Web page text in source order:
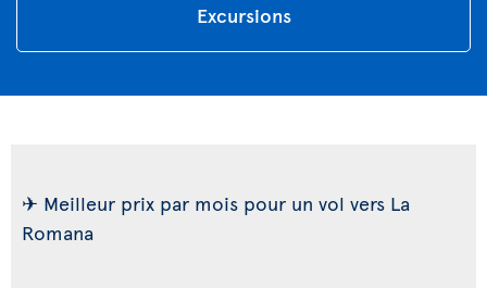
Excursions
✈ Meilleur prix par mois pour un vol vers La
Romana